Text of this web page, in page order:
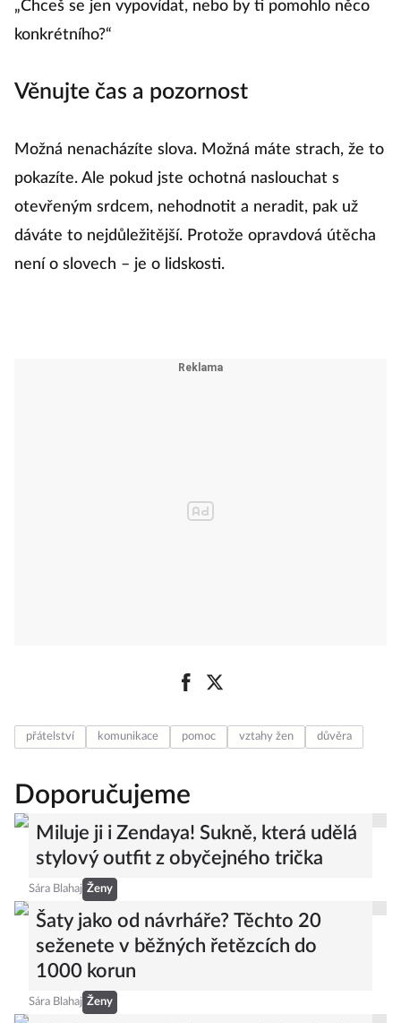
„Chceš se jen vypovídat, nebo by ti pomohlo něco
konkrétního?“
Věnujte čas a pozornost
Možná nenacházíte slova. Možná máte strach, že to
pokazíte. Ale pokud jste ochotná naslouchat s
otevřeným srdcem, nehodnotit a neradit, pak už
dáváte to nejdůležitější. Protože opravdová útěcha
není o slovech – je o lidskosti.
přátelství komunikace pomoc vztahy žen důvěra
Doporučujeme
Miluje ji i Zendaya! Sukně, která udělá
stylový outfit z obyčejného trička
Sára Blahaj Ženy
Šaty jako od návrháře? Těchto 20
seženete v běžných řetězcích do
1000 korun
Sára Blahaj Ženy